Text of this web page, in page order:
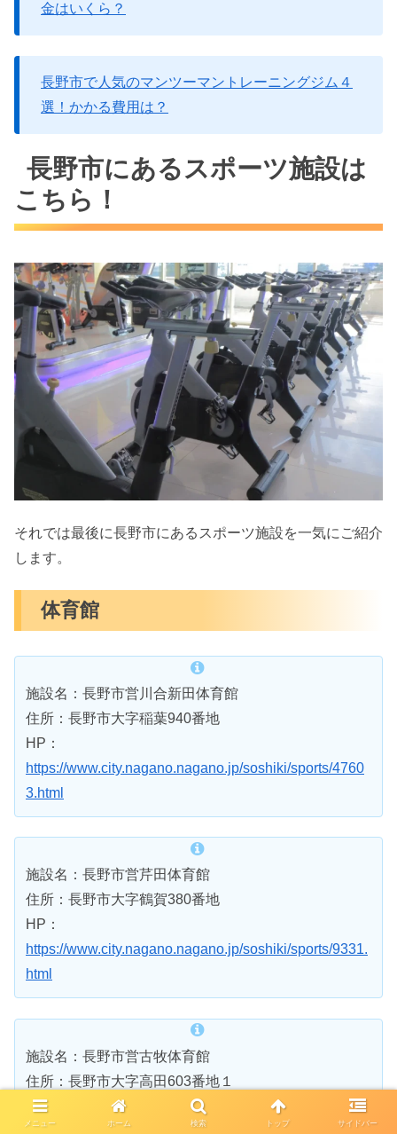
金はいくら？
長野市で人気のマンツーマントレーニングジム４
選！かかる費用は？
長野市にあるスポーツ施設は
こちら！
それでは最後に長野市にあるスポーツ施設を一気にご紹介
します。
体育館
施設名：長野市営川合新田体育館
住所：長野市大字稲葉940番地
HP：
https://www.city.nagano.nagano.jp/soshiki/sports/4760
3.html
施設名：長野市営芹田体育館
住所：長野市大字鶴賀380番地
HP：
https://www.city.nagano.nagano.jp/soshiki/sports/9331.
html
施設名：長野市営古牧体育館
住所：長野市大字高田603番地１
HP：
https://www.city.nagano.nagano.jp/soshiki/sports/9345.
メニュー ホーム 検索 トップ サイドバー